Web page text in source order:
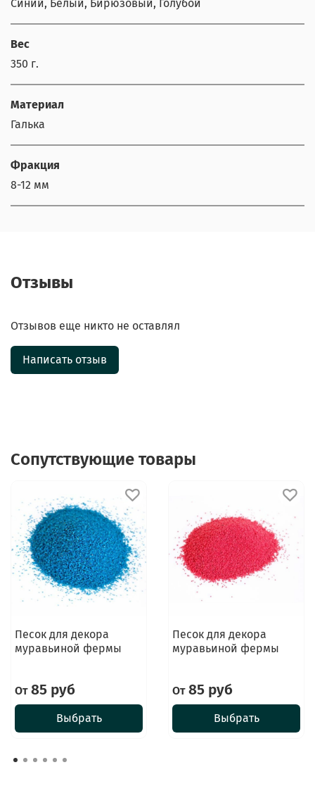
Синий, Белый, Бирюзовый, Голубой
Вес
350 г.
Материал
Галька
Фракция
8-12 мм
Отзывы
Отзывов еще никто не оставлял
Написать отзыв
Сопутствующие товары
Песок для декора
муравьиной фермы
От85 руб
Выбрать
Песок для декора
муравьиной фермы
От85 руб
Выбрать